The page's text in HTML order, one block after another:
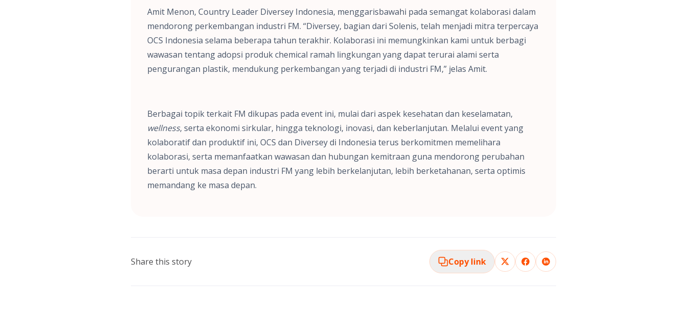
Amit Menon, Country Leader Diversey Indonesia, menggarisbawahi pada semangat kolaborasi dalam
mendorong perkembangan industri FM. “Diversey, bagian dari Solenis, telah menjadi mitra terpercaya
OCS Indonesia selama beberapa tahun terakhir. Kolaborasi ini memungkinkan kami untuk berbagi
wawasan tentang adopsi produk chemical ramah lingkungan yang dapat terurai alami serta
pengurangan plastik, mendukung perkembangan yang terjadi di industri FM,” jelas Amit.
Berbagai topik terkait FM dikupas pada event ini, mulai dari aspek kesehatan dan keselamatan,
wellness, serta ekonomi sirkular, hingga teknologi, inovasi, dan keberlanjutan. Melalui event yang
kolaboratif dan produktif ini, OCS dan Diversey di Indonesia terus berkomitmen memelihara
kolaborasi, serta memanfaatkan wawasan dan hubungan kemitraan guna mendorong perubahan
berarti untuk masa depan industri FM yang lebih berkelanjutan, lebih berketahanan, serta optimis
memandang ke masa depan.
Share this story Copy link